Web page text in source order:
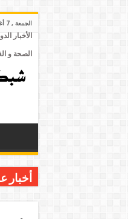
الجمعة , 7 أغسطس 2026
الأخبار
الصحة و
أخبار